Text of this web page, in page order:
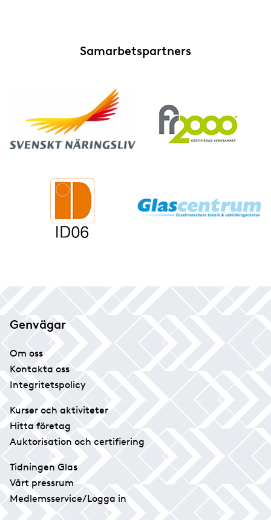
Samarbetspartners
Genvägar
Om oss
Kontakta oss
Integritetspolicy
Kurser och aktiviteter
Hitta företag
Auktorisation och certifiering
Tidningen Glas
Vårt pressrum
Medlemsservice/Logga in